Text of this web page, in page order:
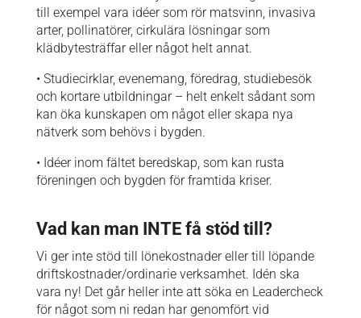
till exempel vara idéer som rör matsvinn, invasiva
arter, pollinatörer, cirkulära lösningar som
klädbytesträffar eller något helt annat.
• Studiecirklar, evenemang, föredrag, studiebesök
och kortare utbildningar – helt enkelt sådant som
kan öka kunskapen om något eller skapa nya
nätverk som behövs i bygden.
• Idéer inom fältet beredskap, som kan rusta
föreningen och bygden för framtida kriser.
Vad kan man INTE få stöd till?
Vi ger inte stöd till lönekostnader eller till löpande
driftskostnader/ordinarie verksamhet. Idén ska
vara ny! Det går heller inte att söka en Leadercheck
för något som ni redan har genomfört vid